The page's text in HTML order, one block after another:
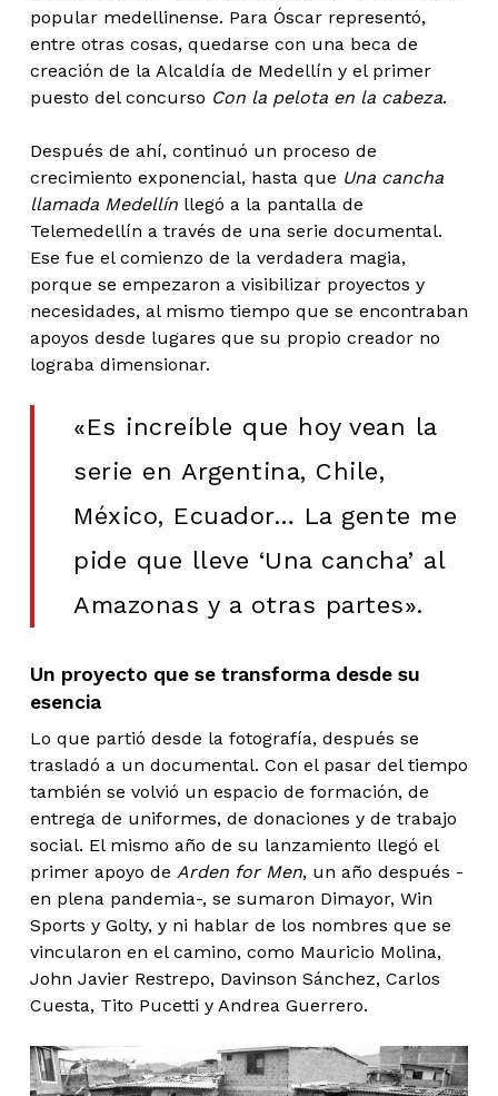
popular medellinense. Para Óscar representó,
entre otras cosas, quedarse con una beca de
creación de la Alcaldía de Medellín y el primer
puesto del concurso Con la pelota en la cabeza.
Después de ahí, continuó un proceso de
crecimiento exponencial, hasta que Una cancha
llamada Medellínllegó a la pantalla de
Telemedellín a través de una serie documental.
Ese fue el comienzo de la verdadera magia,
porque se empezaron a visibilizar proyectos y
necesidades, al mismo tiempo que se encontraban
apoyos desde lugares que su propio creador no
lograba dimensionar.
«Es increíble que hoy vean la
serie en Argentina, Chile,
México, Ecuador… La gente me
pide que lleve ‘Una cancha’ al
Amazonas y a otras partes».
Un proyecto que se transforma desde su
esencia
Lo que partió desde la fotografía, después se
trasladó a un documental. Con el pasar del tiempo
también se volvió un espacio de formación, de
entrega de uniformes, de donaciones y de trabajo
social. El mismo año de su lanzamiento llegó el
primer apoyo de Arden for Men, un año después -
en plena pandemia-, se sumaron Dimayor, Win
Sports y Golty, y ni hablar de los nombres que se
vincularon en el camino, como Mauricio Molina,
John Javier Restrepo, Davinson Sánchez, Carlos
Cuesta, Tito Pucetti y Andrea Guerrero.